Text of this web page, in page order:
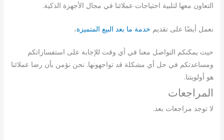
التعاون معها لتلبية احتياجات عملائنا في مجال الأجهزة الذكية.
نعمل أيضًا على تقديم خدمة ما بعد البيع المتميزة،
حيث يمكنكم التواصل معنا في أي وقت للإجابة على استفساراتكم
ومساعدتكم في حل أي مشكلة قد تواجهونها. نحن نؤمن بأن رضا عملائنا
هو أولويتنا.
المراجعات
لا توجد مراجعات بعد.